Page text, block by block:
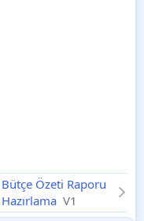
Bütçe Özeti Raporu
Hazırlama V1